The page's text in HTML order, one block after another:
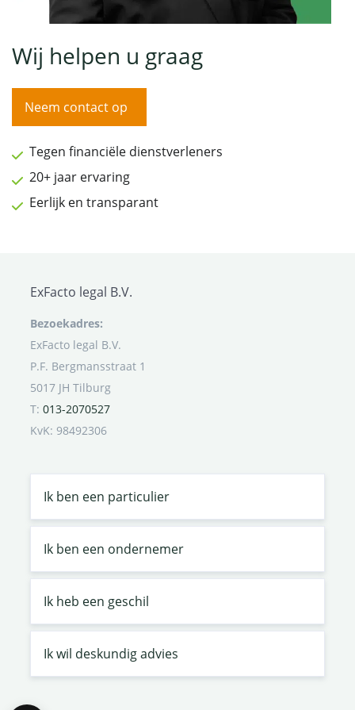
Wij helpen u graag
Neem contact op
Tegen financiële dienstverleners
20+ jaar ervaring
Eerlijk en transparant
ExFacto legal B.V.
Bezoekadres:
ExFacto legal B.V.
P.F. Bergmansstraat 1
5017 JH Tilburg
T: 013-2070527
KvK: 98492306
Ik ben een particulier
Ik ben een ondernemer
Ik heb een geschil
Ik wil deskundig advies